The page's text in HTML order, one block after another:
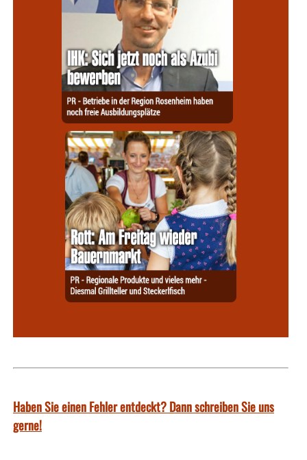
Haben Sie einen Fehler entdeckt? Dann schreiben Sie uns
gerne!